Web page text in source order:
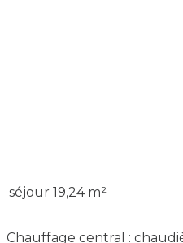
séjour 19,24 m²
Chauffage central :